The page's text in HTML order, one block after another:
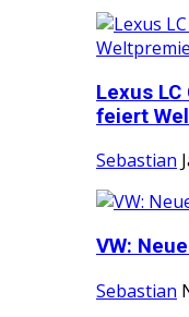
Lexus
feiert
Sebastian
VW:
Sebastian